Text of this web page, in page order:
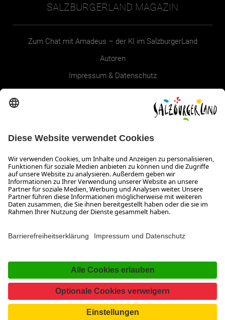
SALZBURGERLAND MAGAZIN
Zum Chat mit Amadeus – der KI im SalzburgerLand
Autoren
Impressum & Datenschutz
Infos zum Urlaub im SalzburgerLand
Veranstaltungen im SalzburgerLand
Aktuelle Urlaubsangebote
Newsroom
Presse